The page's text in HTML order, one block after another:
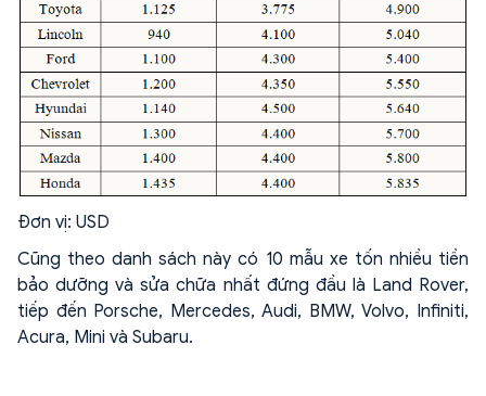
Đơn vị: USD
Cũng theo danh sách này có 10 mẫu xe tốn nhiều tiền
bảo dưỡng và sửa chữa nhất đứng đầu là Land Rover,
tiếp đến Porsche, Mercedes, Audi, BMW, Volvo, Infiniti,
Acura, Mini và Subaru.